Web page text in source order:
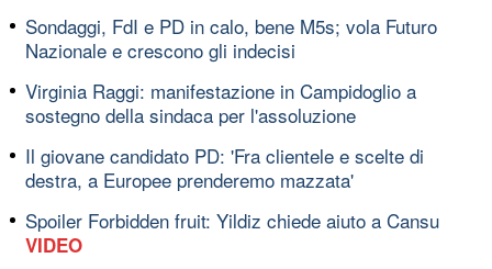
Sondaggi, FdI e PD in calo, bene M5s; vola Futuro
Nazionale e crescono gli indecisi
Virginia Raggi: manifestazione in Campidoglio a
sostegno della sindaca per l'assoluzione
Il giovane candidato PD: 'Fra clientele e scelte di
destra, a Europee prenderemo mazzata'
Spoiler Forbidden fruit: Yildiz chiede aiuto a Cansu
VIDEO